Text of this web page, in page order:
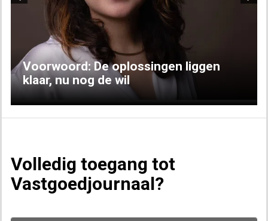
Voorwoord: De oplossingen liggen
klaar, nu nog de wil
Volledig toegang tot
Vastgoedjournaal?